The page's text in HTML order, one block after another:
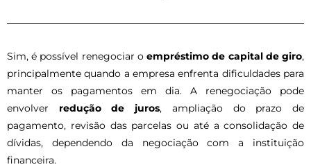
Sim, é possível renegociar oempréstimo de capital de giro,
principalmente quando a empresa enfrenta dificuldades para
manter os pagamentos em dia. A renegociação pode
envolver redução de juros, ampliação do prazo de
pagamento, revisão das parcelas ou até a consolidação de
dívidas, dependendo da negociação com a instituição
financeira.